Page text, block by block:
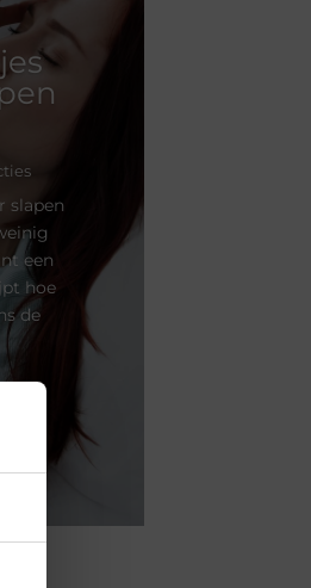
slapen
een
hoe
de